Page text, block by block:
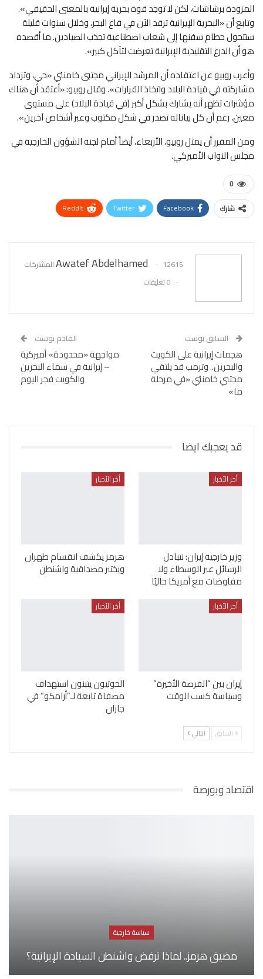
المزودة برشاشات، لكن لا توجد قوة بحرية إيرانية بالمعنى الحقيقي».
وتابع أن «البحرية الإيرانية ترقد الآن في قاع البحر، وخلال سنوات قليلة
ستتحول حطام سفنها إلى شعاب اصطناعية تجذب الصيادين. ما أقصده
هو أن الدرع التقليدية الإيرانية تعرضت لتآكل كبير».
وأعرب روبيو عن اعتقاده أن المرشد الإيراني مجتبى خامنئي «حي، وتزداد
مشاركته في قيادة البلاد واتخاذ القرارات». وقال روبيو: «أعتقد أن هناك
مؤشرات تظهر أنه يشارك بشكل أكبر (في قيادة البلاد) على مستوى
معين، رغم أن كل بياناته تصدر في شكل مكتوب وعبر أشخاص آخرين».
ومن المقرر أن يمثل روبيو، الأربعاء، أيضاً أمام لجنة الشؤون الخارجية في
مجلس النواب الأميركي.
0
شارك Facebook
Twitter
ReddIt
Awatef Abdelhamed
12615 المشاركات
0 تعليقات
السابق بوست
هجمات إيرانية على الكويت
والبحرين.. وترمب قد يلتقي
مجتبي خامنئي «في مرحلة
ما»
القادم بوست
مواجهة «محدودة» أميركية
– إيرانية في سماء البحرين
والكويت فجر اليوم
قد يعجبك ايضا
أخر الأخبار
وزير خارجية إيران: نتبادل
الرسائل عبر الوسطاء ولا
مفاوضات مع أمريكا حاليًا
أخر الأخبار
هرمز يكشف انقسام طهران
ويختبر مصداقية واشنطن
أخر الأخبار
إيران بين “الفرصة الأخيرة”
وسياسة كسب الوقت
أخر الأخبار
الحوثيون يتبنون استهداف
مصفاة تابعة لـ”أرامكو” في
جازان
السابق التالي
اقتصاد وبورصة
سياسة خارجية
مضيق هرمز.. لماذا ترفض واشنطن السيادة الإيرانية؟